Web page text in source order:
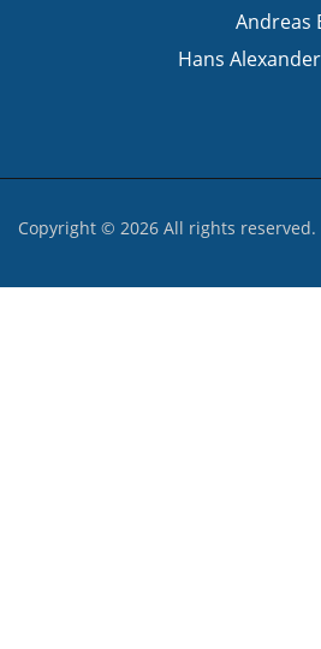
Andreas
Hans
Copyright © 2026 All rights reserved.